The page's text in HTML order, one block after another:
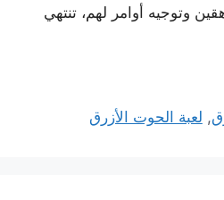
وتوجيه أوامر لهم، تنتهي
, لعبة الحوت الأزرق